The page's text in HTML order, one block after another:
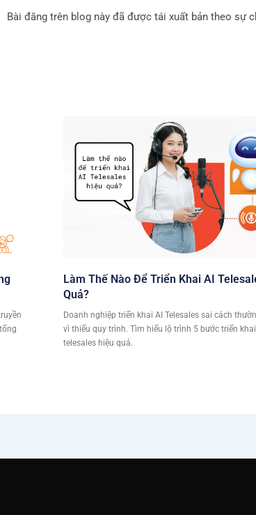
Bài đăng trên blog này đã được tái xuất bản theo sự
Làm Thế Nào Để Triển Khai AI
Quả?
Doanh nghiệp triển khai AI Telesales sai cách
vì thiếu quy trình. Tìm hiểu lộ trình 5 bước triển
telesales hiệu quả.